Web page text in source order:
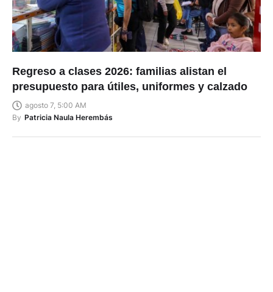
Regreso a clases 2026: familias alistan el
presupuesto para útiles, uniformes y calzado
agosto 7, 5:00 AM
By Patricia Naula Herembás